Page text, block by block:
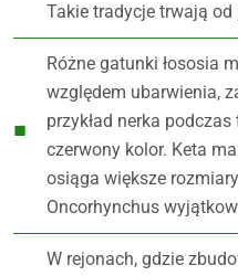
Takie tradycje trwają od
Różne gatunki łososia
względem ubarwienia,
przykład nerka
czerwony kolor. Keta
osiąga większe
Oncorhynchus
W rejonach, gdzie